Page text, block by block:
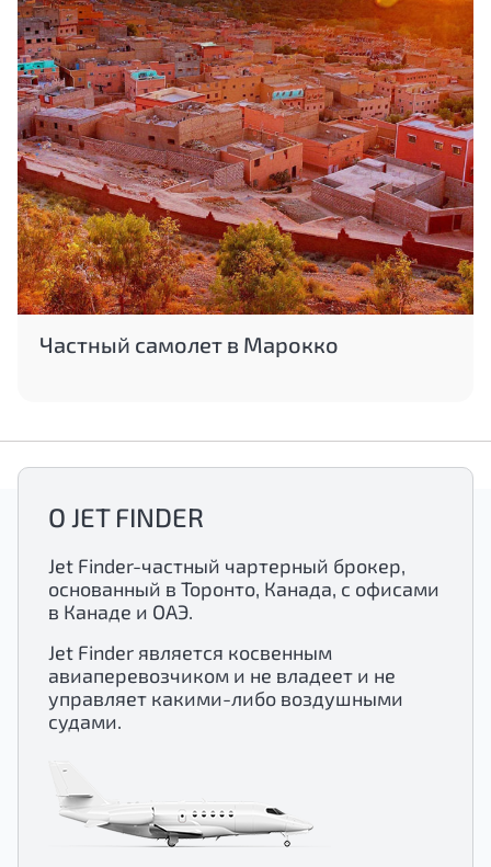
Частный самолет в Марокко
О JET FINDER
Jet Finder-частный чартерный брокер,
основанный в Торонто, Канада, с офисами
в Канаде и ОАЭ.
Jet Finder является косвенным
авиаперевозчиком и не владеет и не
управляет какими-либо воздушными
судами.